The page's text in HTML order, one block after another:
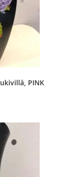
PINK